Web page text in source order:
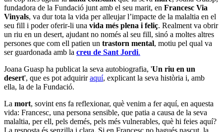
fundadora de la Fundació junt amb el seu marit, en Francesc Via
Vinyals, va dur tota la vida per alleujar l’impacte de la malaltia en el
seu fill i poder oferir-li una vida més plena i feliç. Realment va obrir
un riu en un desert, ajudant no només al seu fill, sinó a moltes altres
persones que com ell patien un trastorn mental, motiu pel qual va
ser guardonada amb la creu de Sant Jordi.
Joana Guasp ha publicat la seva autobiografia, 'Un riu en un
desert', que es pot adquiriraquí, explicant la seva història i, amb
ella, la de la Fundació.
La mort, sovint ens fa reflexionar, què venim a fer aquí, en aquesta
vida: Francesc, una persona sensible, que patia a causa de la seva
malaltia, per ell, pels demés, pels més vulnerables, què hi feies aquí?
La resposta és senzilla i clara. Si en Francesc no hagués nascut, la